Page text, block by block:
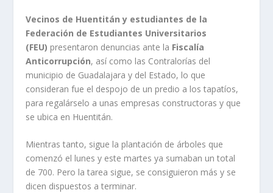
Vecinos de Huentitán y estudiantes de la
Federación de Estudiantes Universitarios
(FEU) presentaron denuncias ante la Fiscalía
Anticorrupción, así como las Contralorías del
municipio de Guadalajara y del Estado, lo que
consideran fue el despojo de un predio a los tapatíos,
para regalárselo a unas empresas constructoras y que
se ubica en Huentitán.
Mientras tanto, sigue la plantación de árboles que
comenzó el lunes y este martes ya sumaban un total
de 700. Pero la tarea sigue, se consiguieron más y se
dicen dispuestos a terminar.